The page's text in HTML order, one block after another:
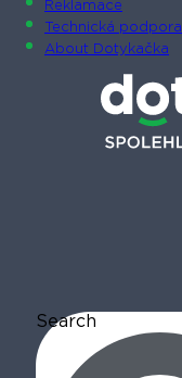
Reklamace
Technická podpora
About Dotykačka
Search